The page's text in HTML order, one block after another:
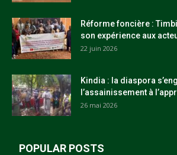
Réforme foncière :
son expérience aux
22 juin 2026
Kindia : la diaspora
l’assainissement à
26 mai 2026
POPULAR POSTS